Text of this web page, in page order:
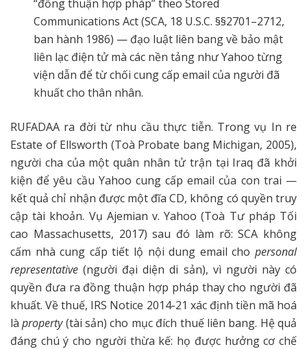
“đồng thuận hợp pháp” theo Stored
Communications Act (SCA, 18 U.S.C. §§2701–2712,
ban hành 1986) — đạo luật liên bang về bảo mật
liên lạc điện tử mà các nền tảng như Yahoo từng
viện dẫn để từ chối cung cấp email của người đã
khuất cho thân nhân.
RUFADAA ra đời từ nhu cầu thực tiễn. Trong vụ In re
Estate of Ellsworth (Toà Probate bang Michigan, 2005),
người cha của một quân nhân tử trận tại Iraq đã khởi
kiện để yêu cầu Yahoo cung cấp email của con trai —
kết quả chỉ nhận được một đĩa CD, không có quyền truy
cập tài khoản. Vụ Ajemian v. Yahoo (Toà Tư pháp Tối
cao Massachusetts, 2017) sau đó làm rõ: SCA không
cấm nhà cung cấp tiết lộ nội dung email cho personal
representative (người đại diện di sản), vì người này có
quyền đưa ra đồng thuận hợp pháp thay cho người đã
khuất. Về thuế, IRS Notice 2014-21 xác định tiền mã hoá
làproperty(tài sản) cho mục đích thuế liên bang. Hệ quả
đáng chú ý cho người thừa kế: họ được hưởng cơ chế